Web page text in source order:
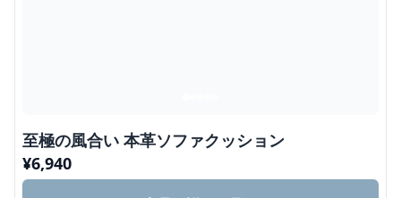
至極の風合い 本革ソファクッション
¥6,940